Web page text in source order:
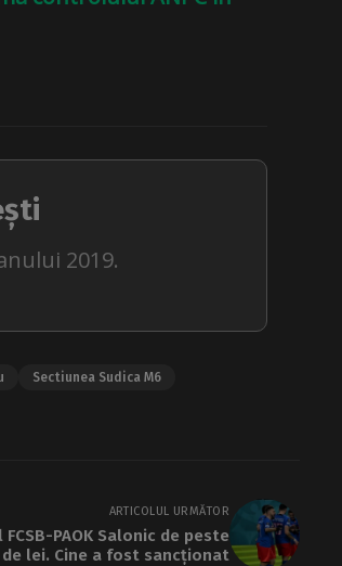
2019.
Sectiunea Sudica M6
ARTICOLUL URMĂTOR
PAOK Salonic de peste
de lei. Cine a fost sancționat